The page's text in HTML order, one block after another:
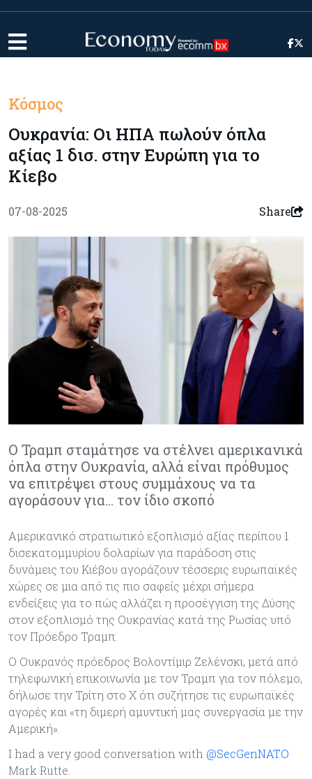
Κόσμος
Ουκρανία: Οι ΗΠΑ πωλούν όπλα
αξίας 1 δισ. στην Ευρώπη για το
Κίεβο
07-08-2025 Share
Ο Τραμπ σταμάτησε να στέλνει αμερικανικά
όπλα στην Ουκρανία, αλλά είναι πρόθυμος
να επιτρέψει στους συμμάχους να τα
αγοράσουν για... τον ίδιο σκοπό
Αμερικανικό στρατιωτικό εξοπλισμό αξίας περίπου 1
δισεκατομμυρίου δολαρίων για παράδοση στις
δυνάμεις του Κιέβου αγοράζουν τέσσερις ευρωπαϊκές
χώρες σε μια από τις πιο σαφείς μέχρι σήμερα
ενδείξεις για το πώς αλλάζει η προσέγγιση της Δύσης
στον εξοπλισμό της Ουκρανίας κατά της Ρωσίας υπό
τον Πρόεδρο Τραμπ.
Ο Ουκρανός πρόεδρος Βολοντίμιρ Ζελένσκι, μετά από
τηλεφωνική επικοινωνία με τον Τραμπ για τον πόλεμο,
δήλωσε την Τρίτη στο X ότι συζήτησε τις ευρωπαϊκές
αγορές και «τη διμερή αμυντική μας συνεργασία με την
Αμερική».
I had a very good conversation with @SecGenNATO
Mark Rutte.